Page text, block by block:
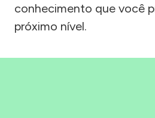
conhecimento que você
próximo nível.